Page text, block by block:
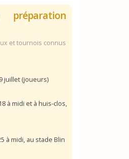
et tournois connus
juillet (joueurs)
à midi et à huis-clos,
à midi, au stade Blin